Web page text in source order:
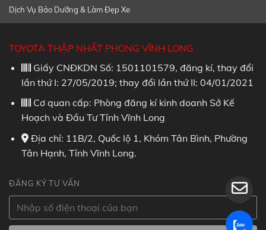
Dịch Vụ Bảo Dưỡng & Làm Đẹp Xe
TOYOTA THẬP NHẤT PHONG VĨNH LONG
Giấy CNĐKDN Số: 1501101579, đăng kí, thay đổi
lần thứ I: 27/05/2019; thay đổi lần thứ II: 04/01/2021
Cơ quan cấp: Phòng đăng kí kinh doanh Sở Kế
Hoạch và Đầu Tư Tỉnh Vĩnh Long
Địa chỉ: 11B/2, Quốc lộ 1, Khóm Tân Bình, Phường
Tân Hạnh, Tỉnh Vĩnh Long.
ĐĂNG KÝ TƯ VẤN